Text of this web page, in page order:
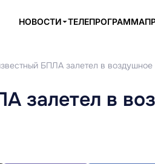
НОВОСТИ ТЕЛЕПРОГРАММА
БПЛА залетел в воздушное
залетел в